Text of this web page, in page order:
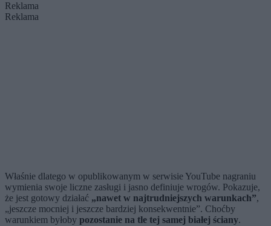
Reklama
Reklama
Właśnie dlatego w opublikowanym w serwisie YouTube nagraniu
wymienia swoje liczne zasługi i jasno definiuje wrogów. Pokazuje,
że jest gotowy działać „nawet w najtrudniejszych warunkach”,
„jeszcze mocniej i jeszcze bardziej konsekwentnie”. Choćby
warunkiem byłoby pozostanie na tle tej samej białej ściany.